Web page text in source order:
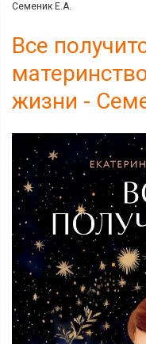
Семеник Е.А.
Все
жизни -